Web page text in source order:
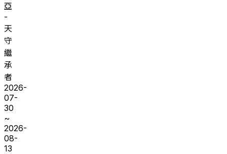
亞
-
天
守
繼
承
者
2026-
07-
30
~
2026-
08-
13